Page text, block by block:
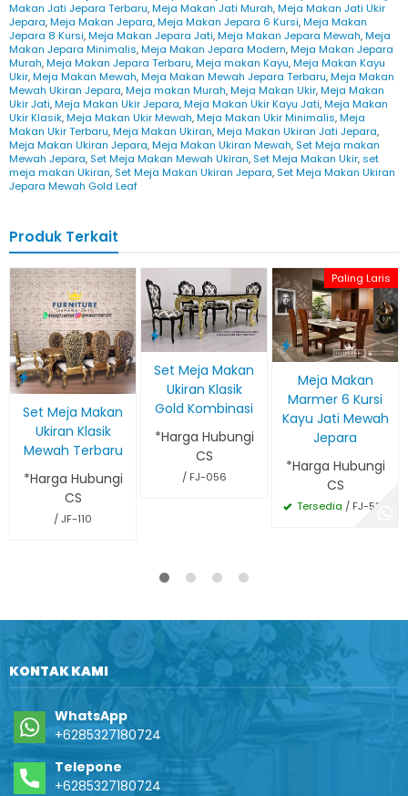
Makan Jati Jepara Terbaru,Meja Makan Jati Murah,Meja Makan Jati Ukir
Jepara,Meja Makan Jepara,Meja Makan Jepara 6 Kursi,Meja Makan
Jepara 8 Kursi,Meja Makan Jepara Jati,Meja Makan Jepara Mewah,Meja
Makan Jepara Minimalis,Meja Makan Jepara Modern,Meja Makan Jepara
Murah,Meja Makan Jepara Terbaru,Meja makan Kayu,Meja Makan Kayu
Ukir,Meja Makan Mewah,Meja Makan Mewah Jepara Terbaru,Meja Makan
Mewah Ukiran Jepara,Meja makan Murah,Meja Makan Ukir,Meja Makan
Ukir Jati,Meja Makan Ukir Jepara,Meja Makan Ukir Kayu Jati,Meja Makan
Ukir Klasik,Meja Makan Ukir Mewah,Meja Makan Ukir Minimalis,Meja
Makan Ukir Terbaru,Meja Makan Ukiran,Meja Makan Ukiran Jati Jepara,
Meja Makan Ukiran Jepara,Meja Makan Ukiran Mewah, Set Meja makan
Mewah Jepara, Set Meja Makan Mewah Ukiran, Set Meja Makan Ukir,set
meja makan Ukiran, Set Meja Makan Ukiran Jepara, Set Meja Makan Ukiran
Jepara Mewah Gold Leaf
Produk Terkait
Set Meja Makan
Ukiran Klasik
Mewah Terbaru
*Harga Hubungi
CS
/ JF-110
Set Meja Makan
Ukiran Klasik
Gold Kombinasi
*Harga Hubungi
CS
/ FJ-056
Paling Laris
Meja Makan
Marmer 6 Kursi
Kayu Jati Mewah
Jepara
*Harga Hubungi
CS
Tersedia / FJ-535
KONTAK KAMI
WhatsApp
+6285327180724
Telepone
+6285327180724